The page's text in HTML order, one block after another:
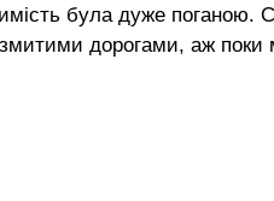
була дуже поганою.
дорогами, аж